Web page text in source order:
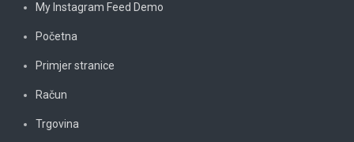
My Instagram Feed Demo
Početna
Primjer stranice
Račun
Trgovina